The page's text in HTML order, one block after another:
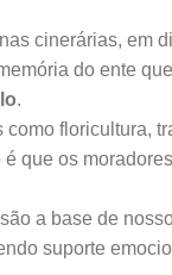
cinerárias, em
do ente
.
floricultura,
que os
a base de
suporte